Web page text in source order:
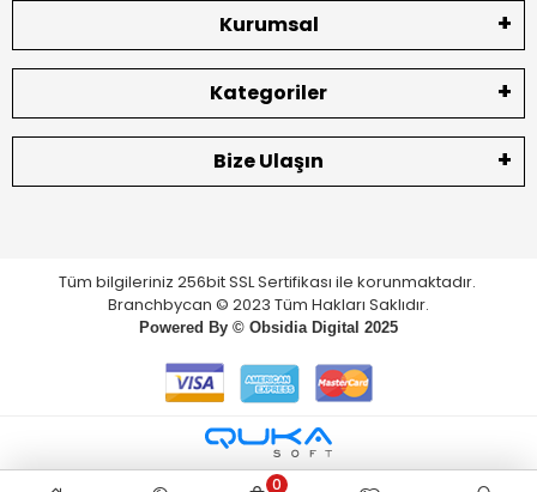
Kurumsal
Kategoriler
Bize Ulaşın
Tüm bilgileriniz 256bit SSL Sertifikası ile korunmaktadır.
Branchbycan © 2023 Tüm Hakları Saklıdır.
Powered By © Obsidia Digital 2025
0